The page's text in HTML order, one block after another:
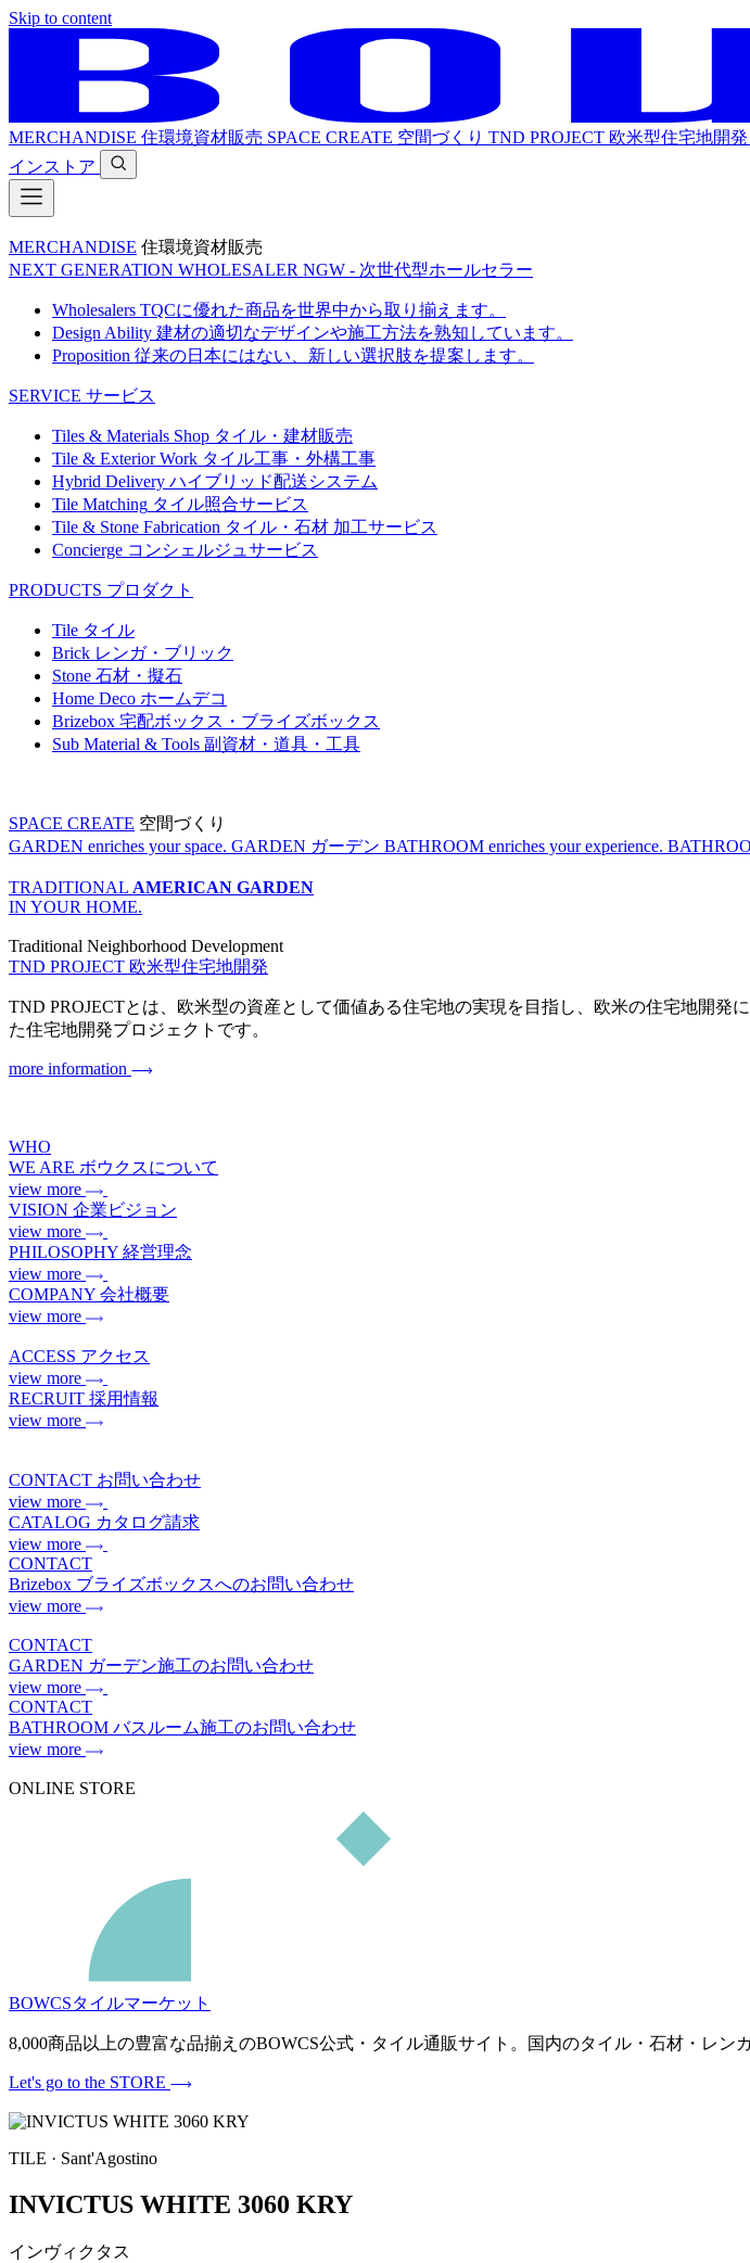
Skip to content
MERCHANDISE 住環境資材販売 SPACE CREATE 空間づくり TND PROJECT 欧米型住宅地開発
インストア
MERCHANDISE 住環境資材販売
NEXT GENERATION WHOLESALER NGW - 次世代型ホールセラー
Wholesalers TQCに優れた商品を世界中から取り揃えます。
Design Ability 建材の適切なデザインや施工方法を熟知しています。
Proposition 従来の日本にはない、新しい選択肢を提案します。
SERVICE サービス
Tiles & Materials Shop タイル・建材販売
Tile & Exterior Work タイル工事・外構工事
Hybrid Delivery ハイブリッド配送システム
Tile Matching タイル照合サービス
Tile & Stone Fabrication タイル・石材 加工サービス
Concierge コンシェルジュサービス
PRODUCTS プロダクト
Tile タイル
Brick レンガ・ブリック
Stone 石材・擬石
Home Deco ホームデコ
Brizebox 宅配ボックス・ブライズボックス
Sub Material & Tools 副資材・道具・工具
SPACE CREATE 空間づくり
GARDEN enriches your space. GARDEN ガーデン BATHROOM enriches your experience.
TRADITIONAL AMERICAN GARDEN
IN YOUR HOME.
Traditional Neighborhood Development
TND PROJECT 欧米型住宅地開発
TND PROJECTとは、欧米型の資産として価値ある住宅地の実現を目指し、欧米の住宅地開発
た住宅地開発プロジェクトです。
more information
WHO
WE ARE ボウクスについて
view more
VISION 企業ビジョン
view more
PHILOSOPHY 経営理念
view more
COMPANY 会社概要
view more
ACCESS アクセス
view more
RECRUIT 採用情報
view more
CONTACT お問い合わせ
view more
CATALOG カタログ請求
view more
CONTACT
Brizebox ブライズボックスへのお問い合わせ
view more
CONTACT
GARDEN ガーデン施工のお問い合わせ
view more
CONTACT
BATHROOM バスルーム施工のお問い合わせ
view more
ONLINE STORE
BOWCSタイルマーケット
8,000商品以上の豊富な品揃えのBOWCS公式・タイル通販サイト。国内のタイル・石材・レン
Let's go to the STORE
TILE · Sant'Agostino
INVICTUS WHITE 3060 KRY
インヴィクタス